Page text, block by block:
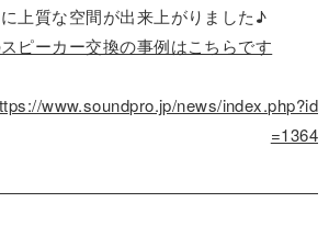
上質な空間が出来上がりました♪
ピーカー交換の事例はこちらです
www.soundpro.jp/news/index.php?id
=1364